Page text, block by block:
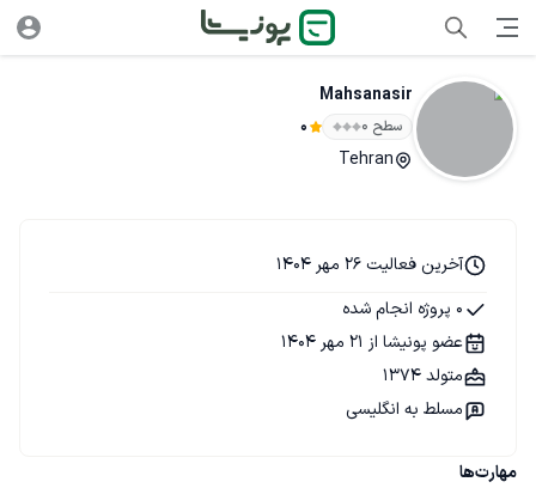
Mahsanasir
سطح ۰ 0
Tehran
مهارت‌ها
آخرین فعالیت 26 مهر 1404
0 پروژه انجام شده
عضو پونیشا از 21 مهر 1404
متولد 1374
مسلط به انگلیسی